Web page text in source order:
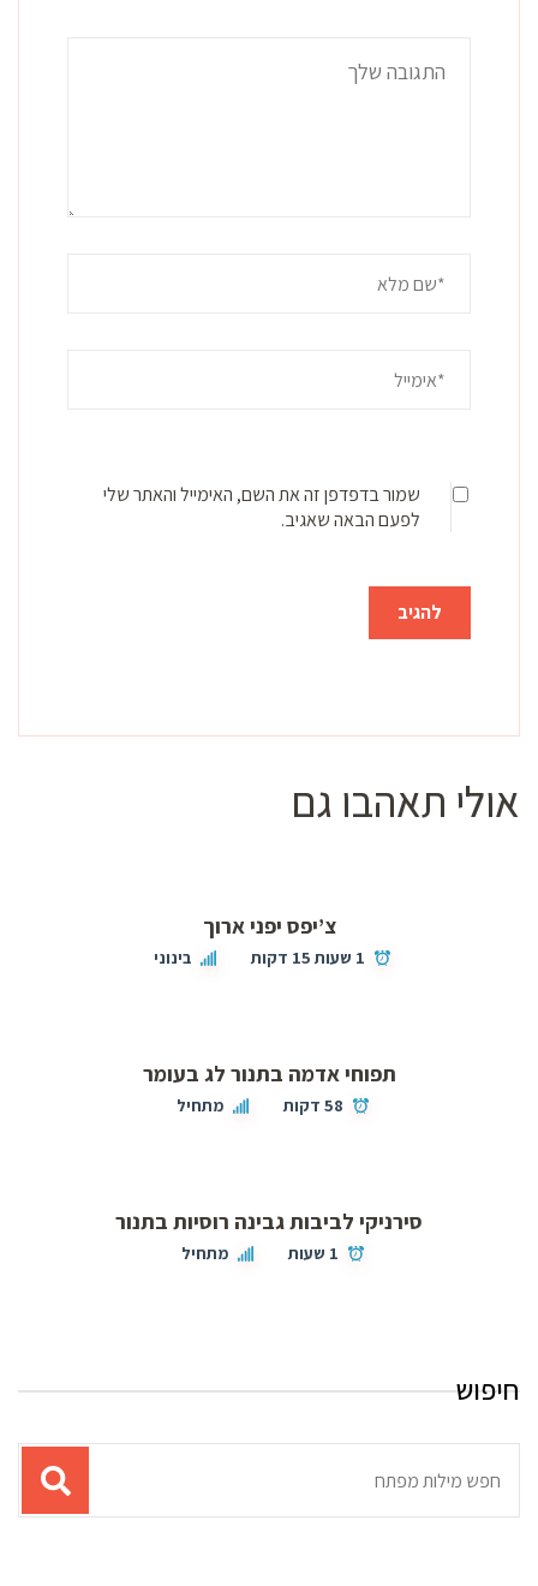
שמור בדפדפן זה את השם, האימייל והאתר שלי
לפעם הבאה שאגיב.
אולי תאהבו גם
צ’יפס יפני ארוך
1 שעות 15 דקות בינוני
תפוחי אדמה בתנור לג בעומר
58 דקות מתחיל
סירניקי לביבות גבינה רוסיות בתנור
1 שעות מתחיל
חיפוש
עבור